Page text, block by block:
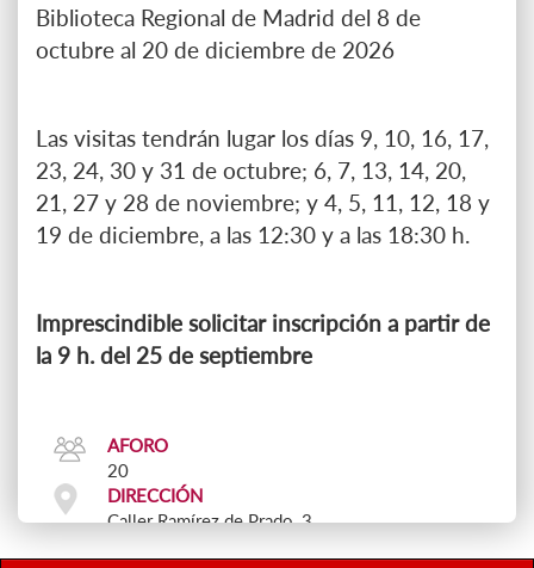
Biblioteca Regional de Madrid del 8 de
octubre al 20 de diciembre de 2026
Las visitas tendrán lugar los días 9, 10, 16, 17,
23, 24, 30 y 31 de octubre; 6, 7, 13, 14, 20,
21, 27 y 28 de noviembre; y 4, 5, 11, 12, 18 y
19 de diciembre, a las 12:30 y a las 18:30 h.
Imprescindible solicitar inscripción a partir de
la 9 h. del 25 de septiembre
AFORO
20
DIRECCIÓN
Caller Ramírez de Prado, 3